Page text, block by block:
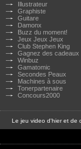
Illustrateur
Graphiste
Guitare
Damonx
Buzz du moment!
Jeux Jeux Jeux
Club Stephen King
Gagnez des cadeaux
Winbuz
Gamatomic
Secondes Peaux
Machines à sous
Tonerpartenaire
Concours2000
Le jeu video d'hier et de